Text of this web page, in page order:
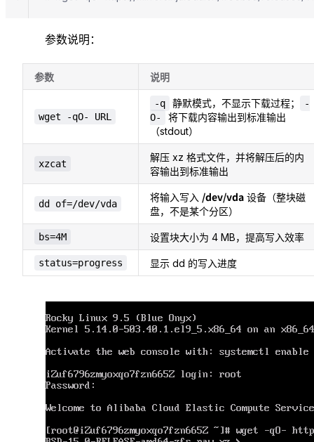
参数说明：
参数 说明
wget -qO- URL
-q 静默模式，不显示下载过程；
-
O-
将下载内容输出到标准输出
（stdout）
xzcat
解压 xz 格式文件，并将解压后的内
容输出到标准输出
dd of=/dev/vda
将输入写入 /dev/vda 设备（整块磁
盘，不是某个分区）
bs=4M 设置块大小为 4 MB，提高写入效率
status=progress 显示 dd 的写入进度